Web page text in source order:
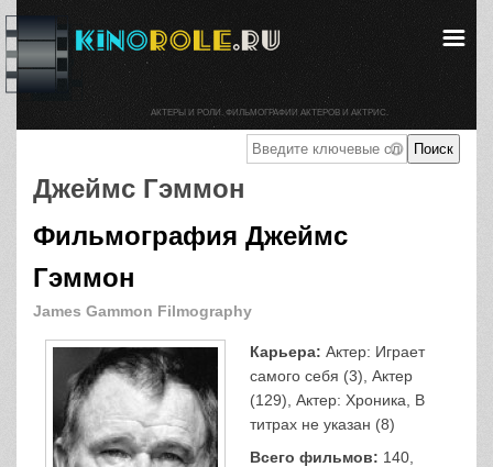
Джеймс Гэммон
Фильмография Джеймс
Гэммон
James Gammon Filmography
Карьера: Актер: Играет
самого себя (3), Актер
(129), Актер: Хроника, В
титрах не указан (8)
Всего фильмов: 140,
АКТЕРЫ И РОЛИ. ФИЛЬМОГРАФИИ АКТЕРОВ И АКТРИС.